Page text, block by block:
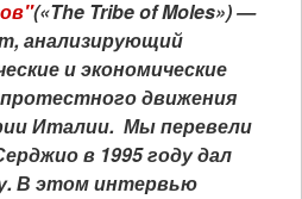
(«The Tribe of Moles») —
анализирующий
и экономические
движения
Италии. Мы перевели
в 1995 году дал
В этом интервью